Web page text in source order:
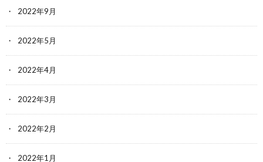
2022年9月
2022年5月
2022年4月
2022年3月
2022年2月
2022年1月